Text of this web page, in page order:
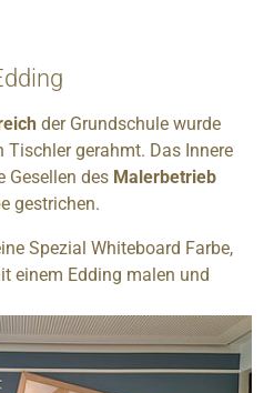
der Grundschule wurde
gerahmt. Das Innere
Gesellen des Malerbetrieb
gestrichen.
Spezial Whiteboard Farbe,
einem Edding malen und